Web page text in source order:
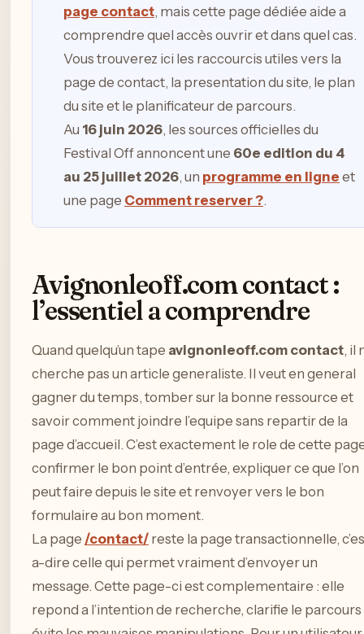
page contact, mais cette page dédiée aide a
comprendre quel accès ouvrir et dans quel cas.
Vous trouverez ici les raccourcis utiles vers la
page de contact, la presentation du site, le plan
du site et le planificateur de parcours.
Au 16 juin 2026, les sources officielles du
Festival Off annoncent une 60e edition du 4
au 25 juillet 2026, un programme en ligne et
une page Comment reserver ?.
Avignonleoff.com contact :
l’essentiel a comprendre
Quand quelqu’un tape avignonleoff.com contact, il
cherche pas un article generaliste. Il veut en general
gagner du temps, tomber sur la bonne ressource et
savoir comment joindre l’equipe sans repartir de la
page d’accueil. C’est exactement le role de cette
confirmer le bon point d’entrée, expliquer ce que l’on
peut faire depuis le site et renvoyer vers le bon
formulaire au bon moment.
La page /contact/ reste la page transactionnelle,
a-dire celle qui permet vraiment d’envoyer un
message. Cette page-ci est complementaire : elle
repond a l’intention de recherche, clarifie le